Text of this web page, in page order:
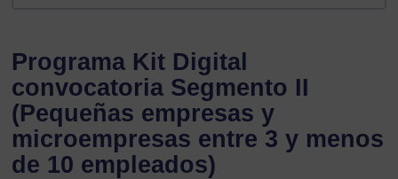
Programa Kit Digital
convocatoria Segmento II
(Pequeñas empresas y
microempresas entre 3 y menos
de 10 empleados)